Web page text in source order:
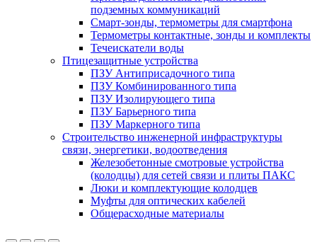
подземных коммуникаций
Смарт-зонды, термометры для смартфона
Термометры контактные, зонды и комплекты
Течеискатели воды
Птицезащитные устройства
ПЗУ Антиприсадочного типа
ПЗУ Комбинированного типа
ПЗУ Изолирующего типа
ПЗУ Барьерного типа
ПЗУ Маркерного типа
Строительство инженерной инфраструктуры
связи, энергетики, водоотведения
Железобетонные смотровые устройства
(колодцы) для сетей связи и плиты ПАКС
Люки и комплектующие колодцев
Муфты для оптических кабелей
Общерасходные материалы